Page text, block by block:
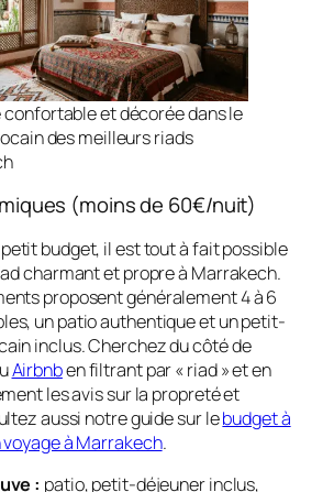
et décorée dans le
des meilleurs riads
(moins de 60€/nuit)
budget, il est tout à fait possible
charmant et propre à Marrakech.
proposent généralement 4 à 6
un patio authentique et un petit-
inclus. Cherchez du côté de
Airbnben filtrant par « riad » et en
les avis sur la propreté et
aussi notre guide sur lebudget à
à Marrakech.
: patio, petit-déjeuner inclus,